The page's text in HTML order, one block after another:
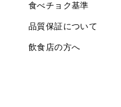
食べチョク基準
品質保証について
飲食店の方へ